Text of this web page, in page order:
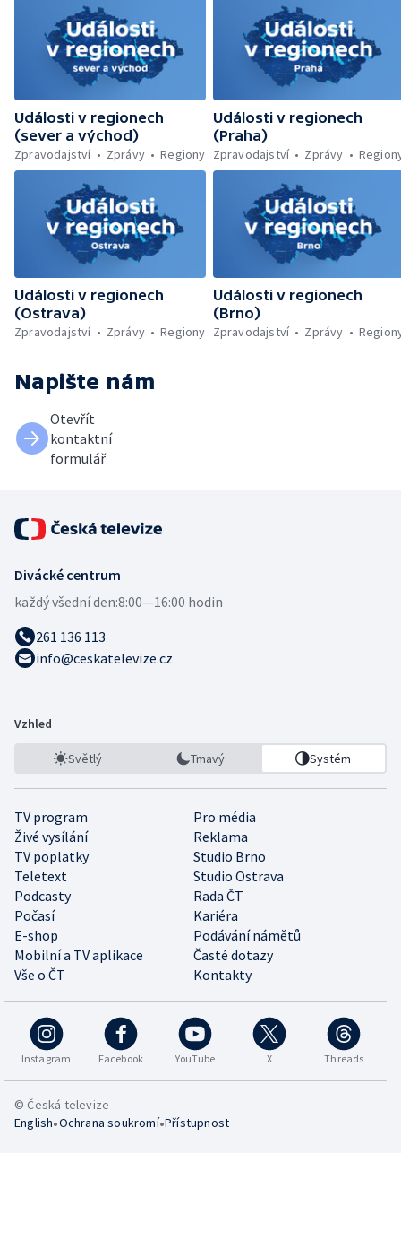
bezmála 135 milionů korun v Plzni —
Jihočeská záchranka zasahovala v Rakousku
— Mezinárodní hudební festival v Českém
Krumlově — Plzeň roztančil dixielandový
festival
Události v regionech
(sever a východ)
Zpravodajství
Zprávy Regiony
Události v regionech
(Praha)
Zpravodajství
Zprávy
Události v regionech
(Ostrava)
Zpravodajství
Zprávy Regiony
Události v regionech
(Brno)
Zpravodajství
Zprávy
Napište nám
Otevřít
kontaktní
formulář
Divácké centrum
každý všední den:8:00—16:00 hodin
261 136 113
info@ceskatelevize.cz
Vzhled
Světlý Tmavý Systém
TV program
Pro média
Živé vysílání
Reklama
TV poplatky
Studio Brno
Teletext
Studio Ostrava
Podcasty
Rada ČT
Počasí
Kariéra
E-shop
Podávání námětů
Mobilní a TV aplikace
Časté dotazy
Vše o ČT
Kontakty
Instagram Facebook YouTube X Threads
© Česká televize
English•Ochrana soukromí•Přístupnost